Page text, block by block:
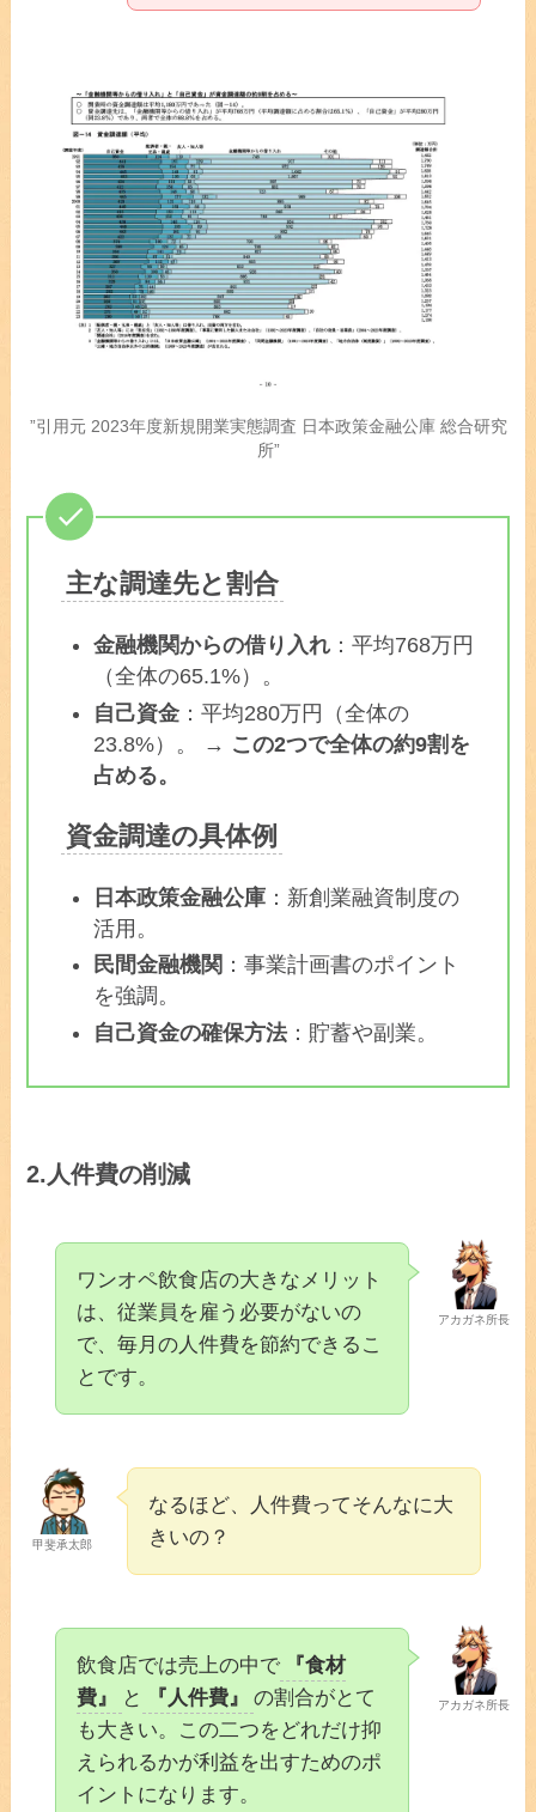
”引用元 2023年度新規開業実態調査 日本政策金融公庫 総合研究
所”
主な調達先と割合
金融機関からの借り入れ ：平均768万円
（全体の65.1%）。
自己資金 ：平均280万円（全体の
23.8%）。 → この2つで全体の約9割を
占める。
資金調達の具体例
日本政策金融公庫 ：新創業融資制度の
活用。
民間金融機関 ：事業計画書のポイント
を強調。
自己資金の確保方法：貯蓄や副業。
2. 人件費の削減
アカガネ所長
ワンオペ飲食店の大きなメリット
は、従業員を雇う必要がないの
で、毎月の人件費を節約できるこ
とです。
甲斐承太郎
なるほど、人件費ってそんなに大
きいの？
アカガネ所長
飲食店では売上の中で
『食材
費』
と 『人件費』
の割合がとて
も大きい。この二つをどれだけ抑
えられるかが利益を出すためのポ
イントになります。